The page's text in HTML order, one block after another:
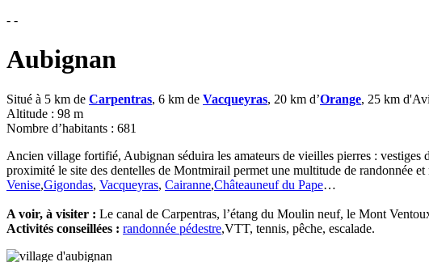
- -
Aubignan
Situé à 5 km de Carpentras, 6 km de Vacqueyras, 20 km d’Orange, 25 km
Altitude : 98 m
Nombre d’habitants : 681
Ancien village fortifié, Aubignan séduira les amateurs de vieilles pierres :
proximité le site des dentelles de Montmirail permet une multitude de randonnée
Venise,Gigondas, Vacqueyras, Cairanne,Châteauneuf du Pape…
A voir, à visiter : Le canal de Carpentras, l’étang du Moulin neuf, le Mont
Activités conseillées : randonnée pédestre,VTT, tennis, pêche, escalade.